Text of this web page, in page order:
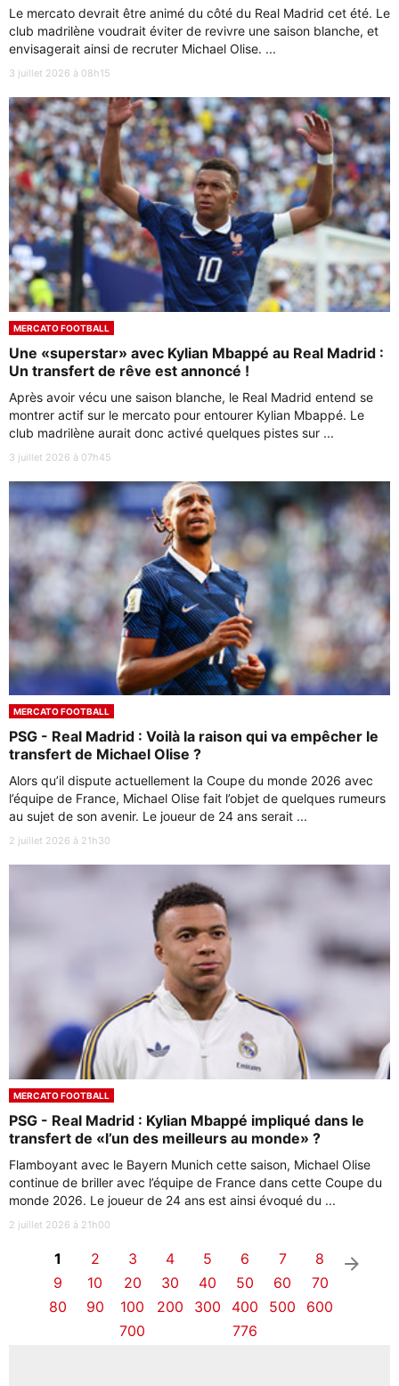
Le mercato devrait être animé du côté du Real Madrid cet été. Le
club madrilène voudrait éviter de revivre une saison blanche, et
envisagerait ainsi de recruter Michael Olise. ...
3 juillet 2026 à 08h15
MERCATO FOOTBALL
Une «superstar» avec Kylian Mbappé au Real Madrid :
Un transfert de rêve est annoncé !
Après avoir vécu une saison blanche, le Real Madrid entend se
montrer actif sur le mercato pour entourer Kylian Mbappé. Le
club madrilène aurait donc activé quelques pistes sur ...
3 juillet 2026 à 07h45
MERCATO FOOTBALL
PSG - Real Madrid : Voilà la raison qui va empêcher le
transfert de Michael Olise ?
Alors qu’il dispute actuellement la Coupe du monde 2026 avec
l’équipe de France, Michael Olise fait l’objet de quelques rumeurs
au sujet de son avenir. Le joueur de 24 ans serait ...
2 juillet 2026 à 21h30
MERCATO FOOTBALL
PSG - Real Madrid : Kylian Mbappé impliqué dans le
transfert de «l’un des meilleurs au monde» ?
Flamboyant avec le Bayern Munich cette saison, Michael Olise
continue de briller avec l’équipe de France dans cette Coupe du
monde 2026. Le joueur de 24 ans est ainsi évoqué du ...
2 juillet 2026 à 21h00
1 2 3 4 5 6 7
8
9
10 20 30 40 50 60
70
80
90 100 200 300 400 500
600
700
776
arrow_right